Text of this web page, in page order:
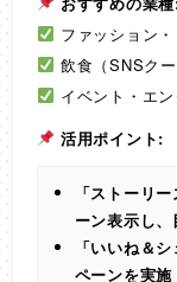
ファッション
飲食（SNSクー
イベント・エ
活用ポイント:
「ストーリ
ーン表示し
「いいね＆
ペーンを実施